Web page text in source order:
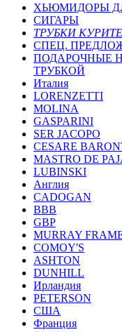
ХЬЮМИДОРЫ
СИГАРЫ
ТРУБКИ
СПЕЦ.
ПОДАРОЧНЫЕ
ТРУБКОЙ
Италия
LORENZETTI
MOLINA
GASPARINI
SER JACOPO
CESARE
MASTRO DE
LUBINSKI
Англия
CADOGAN
BBB
GBP
MURRAY
COMOY'S
ASHTON
DUNHILL
Ирландия
PETERSON
США
Франция